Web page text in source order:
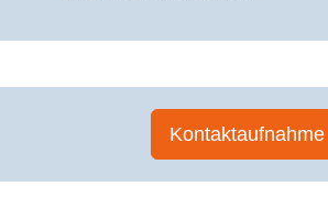
Kontaktaufnahme